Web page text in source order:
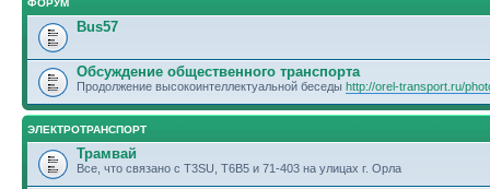
ФОРУМ
Bus57
Обсуждение общественного транспорта
Продолжение высокоинтеллектуальной беседы http://orel-transport.ru/
ЭЛЕКТРОТРАНСПОРТ
Трамвай
Все, что связано с T3SU, T6B5 и 71-403 на улицах г. Орла